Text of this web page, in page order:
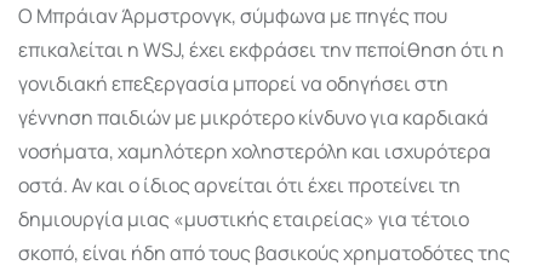
Ο Μπράιαν Άρμστρονγκ, σύμφωνα με πηγές που
επικαλείται η WSJ, έχει εκφράσει την πεποίθηση ότι η
γονιδιακή επεξεργασία μπορεί να οδηγήσει στη
γέννηση παιδιών με μικρότερο κίνδυνο για καρδιακά
νοσήματα, χαμηλότερη χοληστερόλη και ισχυρότερα
οστά. Αν και ο ίδιος αρνείται ότι έχει προτείνει τη
δημιουργία μιας «μυστικής εταιρείας» για τέτοιο
σκοπό, είναι ήδη από τους βασικούς χρηματοδότες της